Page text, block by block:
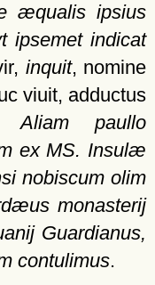
æqualis ipsius
ipsemet indicat
inquit, nomine
viuit, adductus
Aliam paullo
ex MS. Insulæ
nobiscum olim
monasterij
Guardianus,
contulimus.